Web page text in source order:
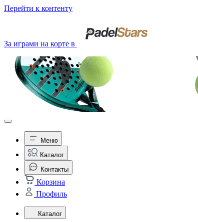
Перейти к контенту
За играми на корте в
Меню
Каталог
Контакты
Корзина
Профиль
Каталог